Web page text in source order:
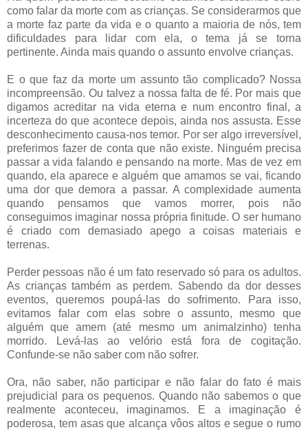
como falar da morte com as crianças. Se considerarmos que
a morte faz parte da vida e o quanto a maioria de nós, tem
dificuldades para lidar com ela, o tema já se torna
pertinente. Ainda mais quando o assunto envolve crianças.
E o que faz da morte um assunto tão complicado? Nossa
incompreensão. Ou talvez a nossa falta de fé. Por mais que
digamos acreditar na vida eterna e num encontro final, a
incerteza do que acontece depois, ainda nos assusta. Esse
desconhecimento causa-nos temor. Por ser algo irreversível,
preferimos fazer de conta que não existe. Ninguém precisa
passar a vida falando e pensando na morte. Mas de vez em
quando, ela aparece e alguém que amamos se vai, ficando
uma dor que demora a passar. A complexidade aumenta
quando pensamos que vamos morrer, pois não
conseguimos imaginar nossa própria finitude. O ser humano
é criado com demasiado apego a coisas materiais e
terrenas.
Perder pessoas não é um fato reservado só para os adultos.
As crianças também as perdem. Sabendo da dor desses
eventos, queremos poupá-las do sofrimento. Para isso,
evitamos falar com elas sobre o assunto, mesmo que
alguém que amem (até mesmo um animalzinho) tenha
morrido. Levá-las ao velório está fora de cogitação.
Confunde-se não saber com não sofrer.
Ora, não saber, não participar e não falar do fato é mais
prejudicial para os pequenos. Quando não sabemos o que
realmente aconteceu, imaginamos. E a imaginação é
poderosa, tem asas que alcança vôos altos e segue o rumo